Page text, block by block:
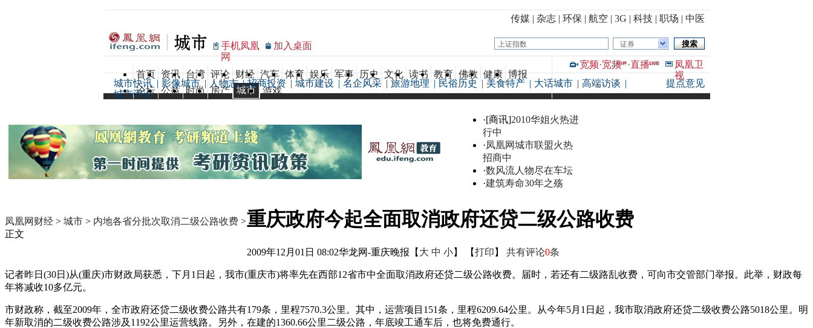
传媒| 杂志| 环保 | 航空 | 3G | 科技| 职场 | 中医
手机凤凰
网
加入桌面 证券
首页 资讯 台湾 评论 财经 汽车 体育 娱乐 军事 历史 文化 读书 教育 佛教 健康 博报
论坛 公益 时尚 房产 城市 游戏
宽频·宽频 ·直播
凤凰卫
视
城市快讯 | 影像城市 | 人物志 | 招商投资 | 城市建设 | 名企风采 | 旅游地理 | 民俗历史 | 美食特产 | 大话城市 | 高端访谈 |
城市评论
提点意见
·[商讯]2010华姐火热进
行中
·凤凰网城市联盟火热
招商中
·数风流人物尽在车坛
·建筑寿命30年之殇
凤凰网财经 > 城市 > 内地各省分批次取消二级公路收费 >
正文
重庆政府今起全面取消政府还贷二级公路收费
2009年12月01日 08:02华龙网-重庆晚报 【 大 中 小】 【打印 】 共有评论0条
记者昨日(30日)从(重庆)市财政局获悉，下月1日起，我市(重庆市)将率先在西部12省市中全面取消政府还贷二级公路收费。届时，若还有二级路乱收费，可向市交管部门举报。此举，财政每
年将减收10多亿元。
市财政称，截至2009年，全市政府还贷二级收费公路共有179条，里程7570.3公里。其中，运营项目151条，里程6209.64公里。从今年5月1日起，我市取消政府还贷二级收费公路5018公里。明
年新取消的二级收费公路涉及1192公里运营线路。另外，在建的1360.66公里二级公路，年底竣工通车后，也将免费通行。